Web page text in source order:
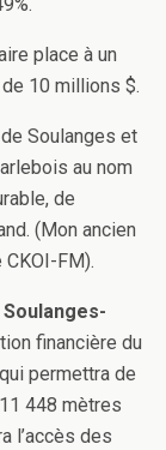
place à un
10 millions $.
de Soulanges et
au nom
de
(Mon ancien
CKOI-FM).
financière du
permettra de
448 mètres
l’accès des